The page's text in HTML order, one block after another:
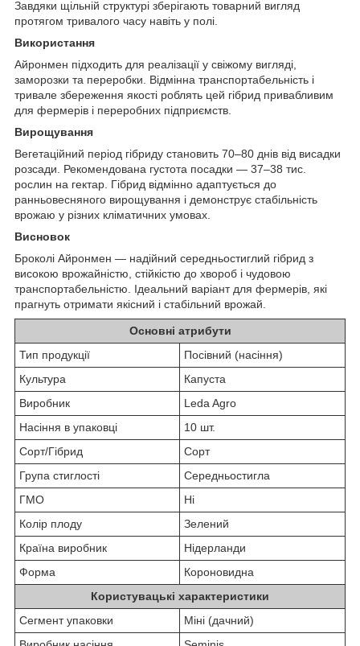
Завдяки щільній структурі зберігають товарний вигляд
протягом тривалого часу навіть у полі.
Використання
Айронмен підходить для реалізації у свіжому вигляді,
заморозки та переробки. Відмінна транспортабельність і
тривале збереження якості роблять цей гібрид привабливим
для фермерів і переробних підприємств.
Вирощування
Вегетаційний період гібриду становить 70–80 днів від висадки
розсади. Рекомендована густота посадки — 37–38 тис.
рослин на гектар. Гібрид відмінно адаптується до
ранньовесняного вирощування і демонструє стабільність
врожаю у різних кліматичних умовах.
Висновок
Броколі Айронмен — надійний середньостиглий гібрид з
високою врожайністю, стійкістю до хвороб і чудовою
транспортабельністю. Ідеальний варіант для фермерів, які
прагнуть отримати якісний і стабільний врожай.
Основні атрибути
Тип продукції
Посівний (насіння)
Культура
Капуста
Виробник
Leda Agro
Насіння в упаковці
10 шт.
Сорт/Гібрид
Сорт
Група стиглості
Середньостигла
ГМО
Ні
Колір плоду
Зелений
Країна виробник
Нідерланди
Форма
Короновидна
Користувацькi характеристики
Сегмент упаковки
Міні (дачний)